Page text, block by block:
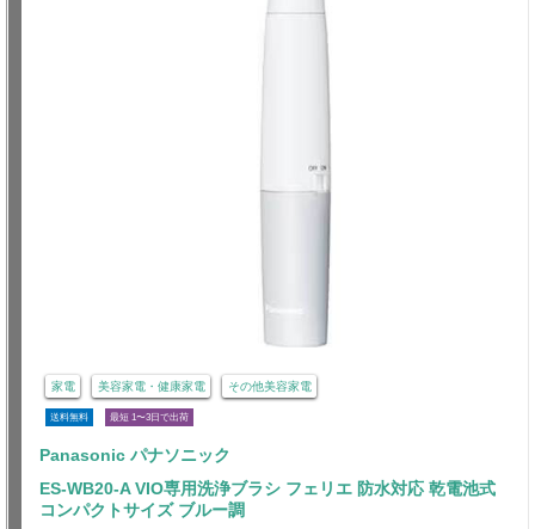
家電 美容家電・健康家電 その他美容家電
送料無料 最短 1〜3日で出荷
Panasonic パナソニック
ES-WB20-A VIO専用洗浄ブラシ フェリエ 防水対応 乾電池式
コンパクトサイズ ブルー調